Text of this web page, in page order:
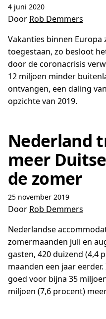
4 juni 2020
Door Rob Demmers
Vakanties binnen Europa
toegestaan, zo besloot
door de coronacrisis
12 miljoen minder
ontvangen, een daling
opzichte van 2019.
Nederland
meer
de zomer
25 november 2019
Door Rob Demmers
Nederlandse
zomermaanden juli en
gasten, 420 duizend (4,4
maanden een jaar
goed voor bijna 35
miljoen (7,6 procent)